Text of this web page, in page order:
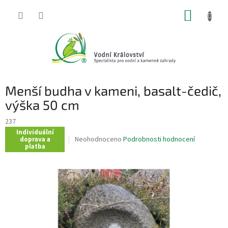
Menší budha v kameni, basalt-čedič,
výška 50 cm
237
Individuální
doprava a
platba
Průměrné
je
0,0
z
5
hvězdiček.
Neohodnoceno Podrobnosti hodnocení